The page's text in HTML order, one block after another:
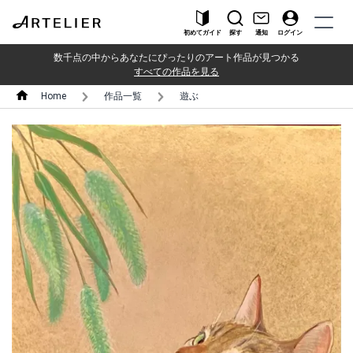
初めてガイド 探す 通知 ログイン
数千点の中からあなたにぴったりのアート作品が見つかる
すべての作品を見る
Home 作品一覧 遊ぶ